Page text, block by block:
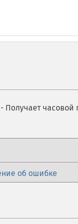
- Получает часовой
об ошибке